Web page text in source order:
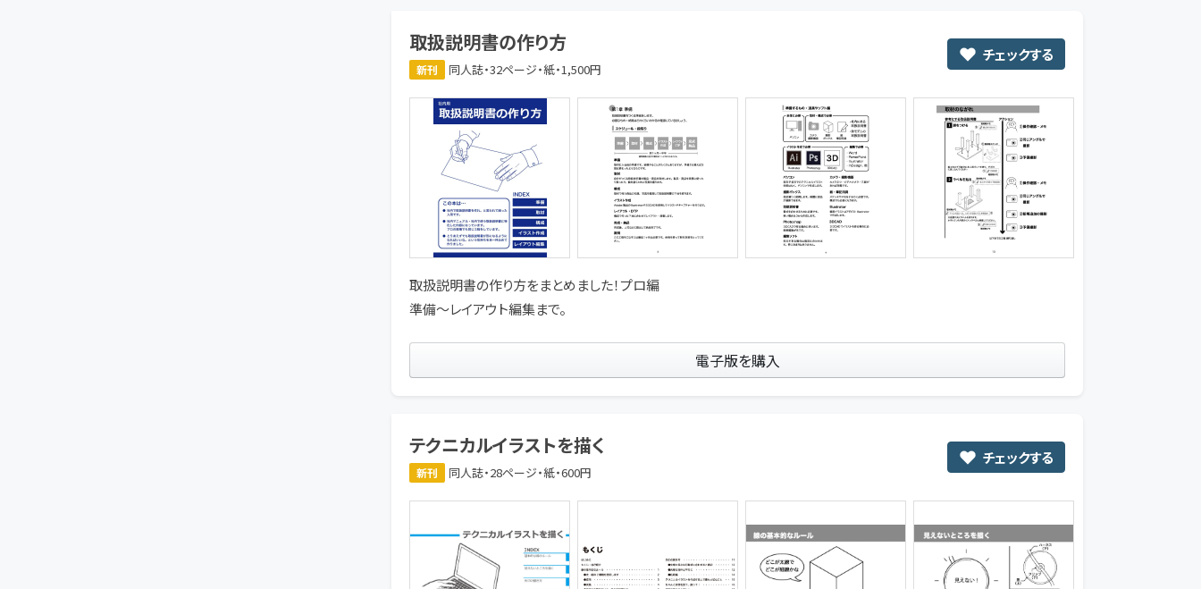
取扱説明書の作り方
新刊 同人誌・32ページ・紙・1,500円
チェックする
取扱説明書の作り方をまとめました！プロ編
準備〜レイアウト編集まで。
電子版を購入
テクニカルイラストを描く
新刊 同人誌・28ページ・紙・600円
チェックする